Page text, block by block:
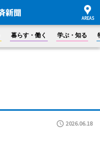
暮らす・働く 学ぶ・知る
2026.06.18